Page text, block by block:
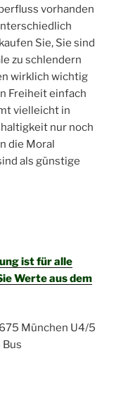
vorhanden
Sie, Sie sind
zu schlendern
wirklich wichtig
Freiheit einfach
vielleicht in
nur noch
die Moral
als günstige
ist für alle
Werte aus dem
München U4/5
Bus